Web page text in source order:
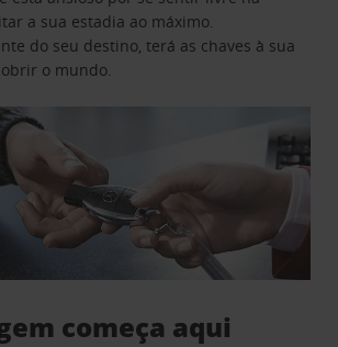
a sua estadia ao máximo.
do seu destino, terá as chaves à sua
o mundo.
começa aqui